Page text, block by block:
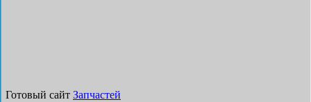
Готовый сайт Запчастей